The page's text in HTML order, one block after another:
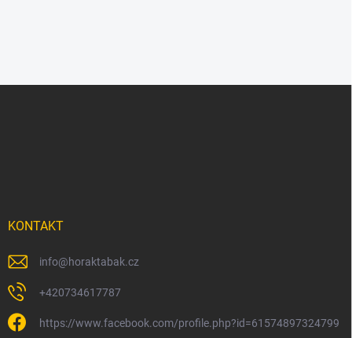
KONTAKT
info@horaktabak.cz
+420734617787
https://www.facebook.com/profile.php?id=61574897324799